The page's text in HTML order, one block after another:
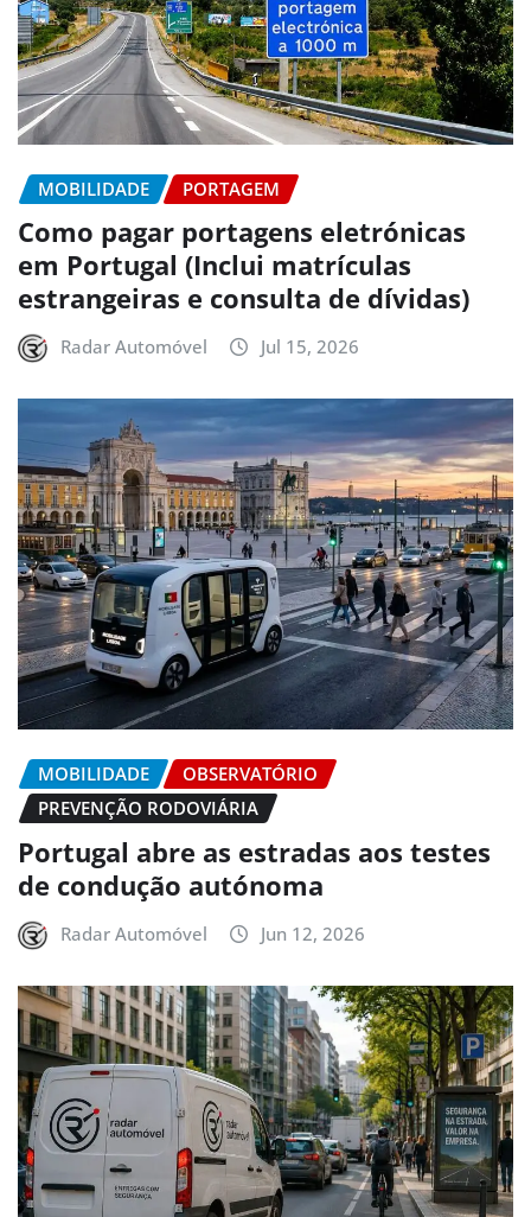
MOBILIDADE PORTAGEM
Como pagar portagens eletrónicas
em Portugal (Inclui matrículas
estrangeiras e consulta de dívidas)
Radar Automóvel Jul 15, 2026
MOBILIDADE
OBSERVATÓRIO
PREVENÇÃO RODOVIÁRIA
Portugal abre as estradas aos testes
de condução autónoma
Radar Automóvel Jun 12, 2026